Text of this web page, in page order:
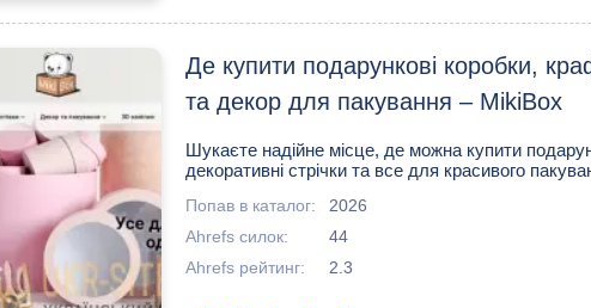
Де купити подарункові коробки,
та декор для пакування – MikiBox
Шукаєте надійне місце, де можна купити
декоративні стрічки та все для красивого
Попав в каталог:
2026
Ahrefs силок:
44
Ahrefs рейтинг:
2.3